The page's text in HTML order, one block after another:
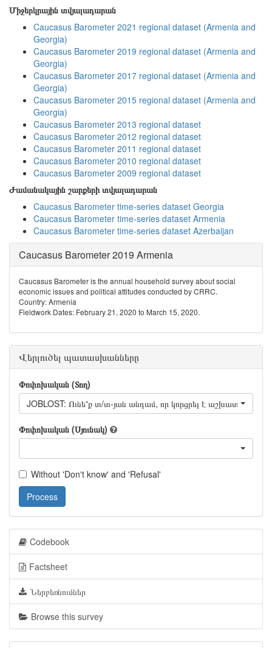
Միջերկրային տվյալադարան
Caucasus Barometer 2021 regional dataset (Armenia and
Georgia)
Caucasus Barometer 2019 regional dataset (Armenia and
Georgia)
Caucasus Barometer 2017 regional dataset (Armenia and
Georgia)
Caucasus Barometer 2015 regional dataset (Armenia and
Georgia)
Caucasus Barometer 2013 regional dataset
Caucasus Barometer 2012 regional dataset
Caucasus Barometer 2011 regional dataset
Caucasus Barometer 2010 regional dataset
Caucasus Barometer 2009 regional dataset
Ժամանակային շարքերի տվյալադարան
Caucasus Barometer time-series dataset Georgia
Caucasus Barometer time-series dataset Armenia
Caucasus Barometer time-series dataset Azerbaijan
Caucasus Barometer 2019 Armenia
Caucasus Barometer is the annual household survey about social
economic issues and political attitudes conducted by CRRC.
Country: Armenia
Fieldwork Dates: February 21, 2020 to March 15, 2020.
Վերլուծել պատասխանները
Փոփոխական (Տող)
JOBLOST: Ունե՞ք տ/տ-յան
Փոփոխական (Սյունակ)
Without 'Don't know' and 'Refusal'
Process
Codebook
Factsheet
Ներբեռնումներ
Browse this survey